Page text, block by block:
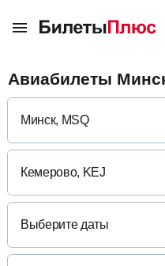
Авиабилеты
Выберите даты